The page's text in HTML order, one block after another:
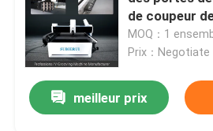
de coupeur
commande
ordinateur V
MOQ：1
Prix：Negotiate
meilleur prix